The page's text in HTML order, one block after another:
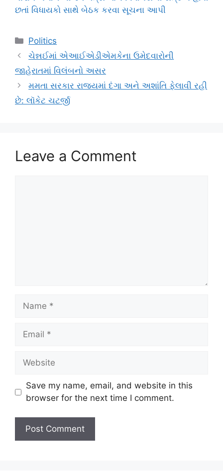
છતાં વિધાયકો સાથે બેઠક કરવા સૂચના આપી
Categories
Politics
ચેન્નઈમાં એઆઈએડીએમકેના ઉમેદવારોની
જાહેરાતમાં વિલંબનો અસર
મમતા સરકાર રાજ્યમાં દંગા અને અશાંતિ ફેલાવી રહી
છે: લૉકેટ ચટર્જી
Leave a Comment
Name
Email
Website
Save my name, email, and website in this
browser for the next time I comment.